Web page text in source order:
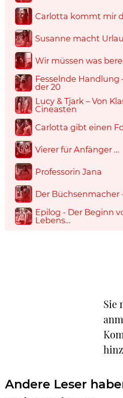
Carlotta kommt mir
Susanne macht
Wir müssen was
Fesselnde Handlung
der 20
Lucy & Tjark – Von
Cineasten
Carlotta gibt einen
Vierer für Anfänger …
Professorin Jana
Der Büchsenmacher
Epilog - Der Beginn
Lebens…
Sie
Andere Leser